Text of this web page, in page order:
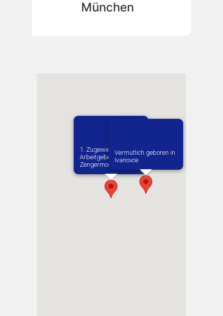
München
Vermutlich geboren in
Ivanovce
1. Zugewiesene:r
Arbeitgeber:in​ Gut
Zengermoos